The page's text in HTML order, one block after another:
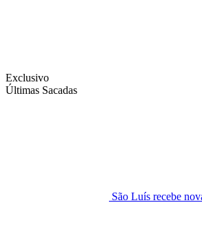
Exclusivo
Últimas Sacadas
São Luís recebe